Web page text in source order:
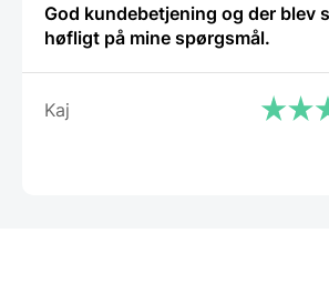
God kundebetjening og der blev
høfligt på mine spørgsmål.
Kaj